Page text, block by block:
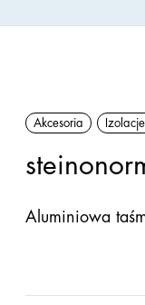
PU
Akcesoria
Aluminiowa